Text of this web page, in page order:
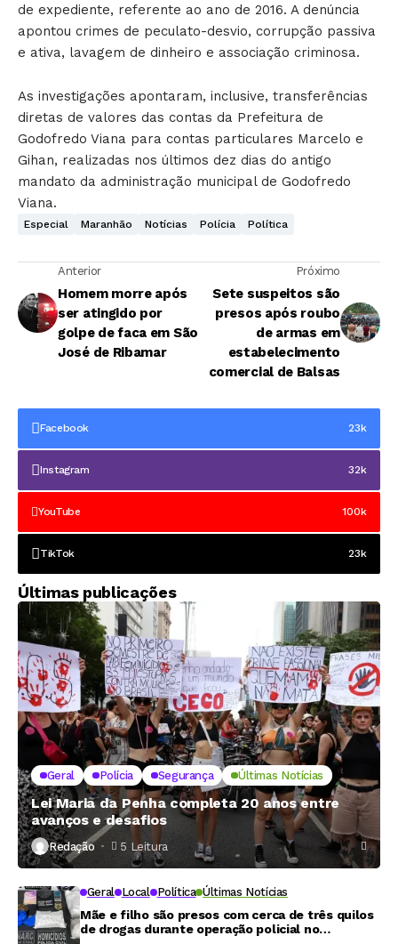
de expediente, referente ao ano de 2016. A denúncia
apontou crimes de peculato-desvio, corrupção passiva
e ativa, lavagem de dinheiro e associação criminosa.
As investigações apontaram, inclusive, transferências
diretas de valores das contas da Prefeitura de
Godofredo Viana para contas particulares Marcelo e
Gihan, realizadas nos últimos dez dias do antigo
mandato da administração municipal de Godofredo
Viana.
Especial Maranhão Notícias Polícia Política
Anterior
Homem morre após
ser atingido por
golpe de faca em São
José de Ribamar
Próximo
Sete suspeitos são
presos após roubo
de armas em
estabelecimento
comercial de Balsas
Facebook 23k
Instagram 32k
YouTube 100k
TikTok 23k
Últimas publicações
Geral Polícia Segurança Últimas Notícias
Lei Maria da Penha completa 20 anos entre
avanços e desafios
Redação 5 Leitura
Geral Local Política Últimas Notícias
Mãe e filho são presos com cerca de três quilos
de drogas durante operação policial no